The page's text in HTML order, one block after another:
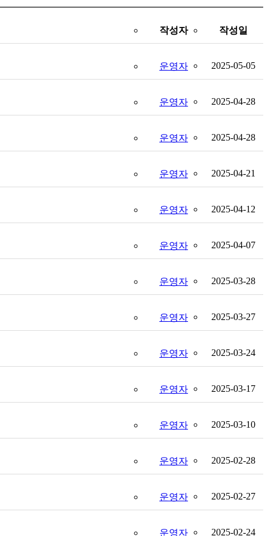
작성자 작성일
운영자 2025-05-05
운영자 2025-04-28
운영자 2025-04-28
운영자 2025-04-21
운영자 2025-04-12
운영자 2025-04-07
운영자 2025-03-28
운영자 2025-03-27
운영자 2025-03-24
운영자 2025-03-17
운영자 2025-03-10
운영자 2025-02-28
운영자 2025-02-27
운영자 2025-02-24